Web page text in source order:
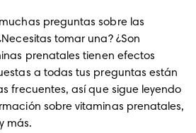
preguntas sobre las
tomar una? ¿Son
prenatales tienen efectos
a todas tus preguntas están
frecuentes, así que sigue leyendo
sobre vitaminas prenatales,
más.